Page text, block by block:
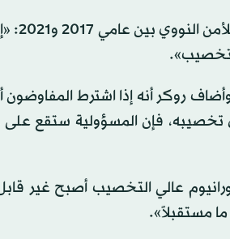
وقال سكوت روكر،
روكر أنه إذا اشترط المفاوضون
فإن المسؤولية ستقع
عالي التخصيب أصبح غير
مستقبلاً».